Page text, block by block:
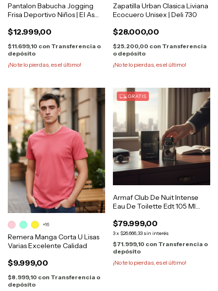
Pantalon Babucha Jogging
Frisa Deportivo Niños | El As
$12.999,00
$11.699,10 con Transferencia o
depósito
¡No te lo pierdas, es el último!
Zapatilla Urban Clasica Liviana
Ecocuero Unisex | Deli 730
$28.000,00
$25.200,00 con Transferencia
o depósito
¡No te lo pierdas, es el último!
Remera Manga Corta U Lisas
Varias Excelente Calidad
$9.999,00
$8.999,10 con Transferencia o
depósito
+16
GRATIS
Armaf Club De Nuit Intense
Eau De Toilette Edt 105 Ml
$79.999,00
3x $26.666,33 sin interés
$71.999,10 con Transferencia o
depósito
¡No te lo pierdas, es el último!